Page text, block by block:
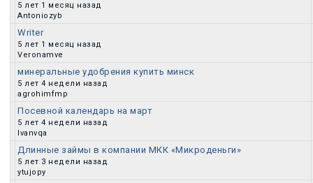
Обычная тема
5 лет 1 месяц назад
Antoniozyb
Обычная тема
Writer
5 лет 1 месяц назад
Veronamve
Обычная тема
минеральные удобрения купить минск
5 лет 4 недели назад
agrohimfmp
Обычная тема
Посевной календарь на март
5 лет 4 недели назад
Ivanvqa
Обычная тема
Длинные займы в компании МКК «Микроденьги»
5 лет 3 недели назад
ytujopy